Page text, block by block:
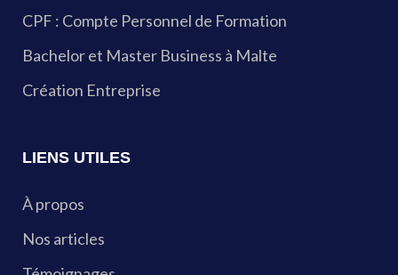
CPF : Compte Personnel de Formation
Bachelor et Master Business à Malte
Création Entreprise
LIENS UTILES
À propos
Nos articles